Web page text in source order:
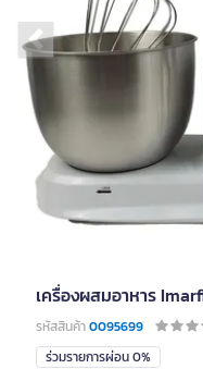
Previous
เครื่องผสมอาหาร
รหัสสินค้า0095699
ร่วมรายการผ่อน 0%